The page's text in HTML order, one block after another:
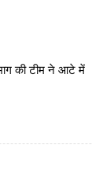
की टीम ने आटे में